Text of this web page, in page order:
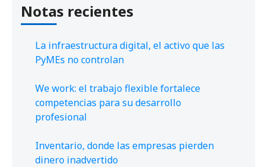
Notas recientes
La infraestructura digital, el activo que las
PyMEs no controlan
We work: el trabajo flexible fortalece
competencias para su desarrollo
profesional
Inventario, donde las empresas pierden
dinero inadvertido